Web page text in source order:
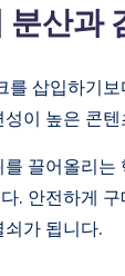
산과
를 삽입하기
이 높은 콘
끌어올리
. 안전하게
가 됩니다.